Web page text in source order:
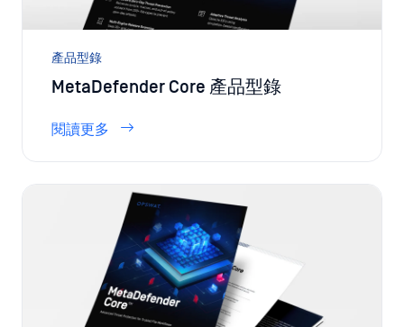
產品型錄
MetaDefender Core 產品型錄
閱讀更多